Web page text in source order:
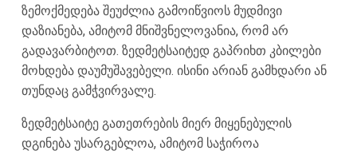
ზემოქმედება შეუძლია გამოიწვიოს მუდმივი
დაზიანება, ამიტომ მნიშვნელოვანია, რომ არ
გადავარბიტოთ. ზედმეტსაიტედ გაპრიხთ კბილები
მოხდება დაუმუშავებელი. ისინი არიან გამხდარი ან
თუნდაც გამჭვირვალე.
ზედმეტსაიტე გათეთრების მიერ მიყენებულის
დგინება უსარგებლოა, ამიტომ საჭიროა